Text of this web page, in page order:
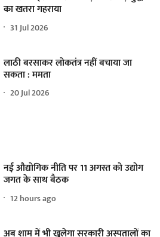
का खतरा गहराया
31 Jul 2026
लाठी बरसाकर लोकतंत्र नहीं बचाया जा
सकता : ममता
20 Jul 2026
नई औद्योगिक नीति पर 11 अगस्त को उद्योग
जगत के साथ बैठक
12 hours ago
अब शाम में भी खुलेगा सरकारी अस्पतालों का